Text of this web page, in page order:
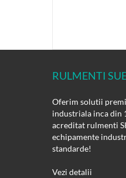
RULMENTI
Oferim solutii
industriala inca din
acreditat rulmenti
echipamente
standarde!
Vezi detalii